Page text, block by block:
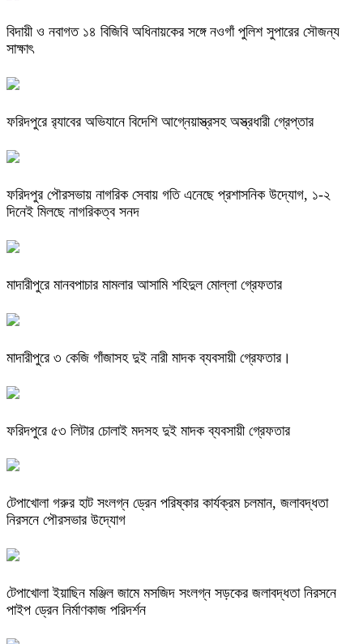
বিদায়ী ও নবাগত ১৪ বিজিবি অধিনায়কের সঙ্গে নওগাঁ পুলিশ সুপারের সৌজন্য
সাক্ষাৎ
ফরিদপুরে র‌্যাবের অভিযানে বিদেশি আগ্নেয়াস্ত্রসহ অস্ত্রধারী গ্রেপ্তার
ফরিদপুর পৌরসভায় নাগরিক সেবায় গতি এনেছে প্রশাসনিক উদ্যোগ, ১-২
দিনেই মিলছে নাগরিকত্ব সনদ
মাদারীপুরে মানবপাচার মামলার আসামি শহিদুল মোল্লা গ্রেফতার
মাদারীপুরে ৩ কেজি গাঁজাসহ দুই নারী মাদক ব্যবসায়ী গ্রেফতার।
ফরিদপুরে ৫৩ লিটার চোলাই মদসহ দুই মাদক ব্যবসায়ী গ্রেফতার
টেপাখোলা গরুর হাট সংলগ্ন ড্রেন পরিষ্কার কার্যক্রম চলমান, জলাবদ্ধতা
নিরসনে পৌরসভার উদ্যোগ
টেপাখোলা ইয়াছিন মঞ্জিল জামে মসজিদ সংলগ্ন সড়কের জলাবদ্ধতা নিরসনে
পাইপ ড্রেন নির্মাণকাজ পরিদর্শন